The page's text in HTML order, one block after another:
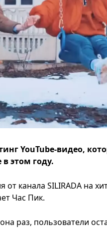
YouTube-видео,
этом году.
канала SILIRADA на
Час Пик.
раз, пользователи